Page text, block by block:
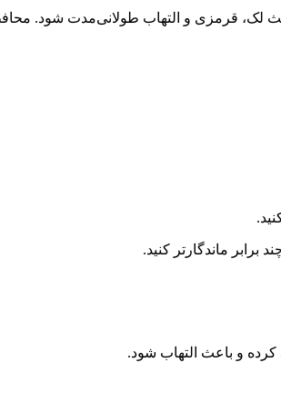
لک، قرمزی و التهاب طولانی‌مدت شود.
ماندگارتر کنید.
کرده و باعث التهاب شود.